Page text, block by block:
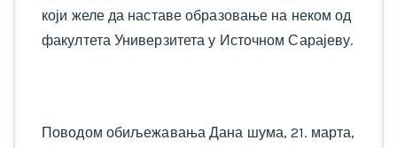
који желе да наставе образовање на неком од
факултета Универзитета у Источном Сарајеву.
Поводом обиљежавања Дана шума, 21. марта,